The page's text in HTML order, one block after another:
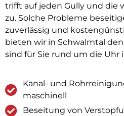
trifft auf jeden Gully und die
zu. Solche Probleme
zuverlässig und
bieten wir in Schwalmtal
sind für Sie rund um die Uhr
Kanal- und
maschinell
Beseitung von